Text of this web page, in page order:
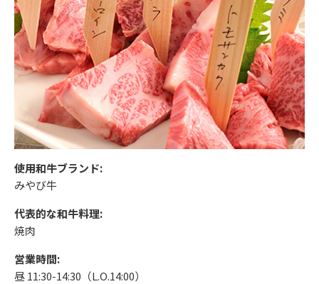
使用和牛ブランド:
みやび牛
代表的な和牛料理:
焼肉
営業時間:
昼 11:30-14:30（L.O.14:00）